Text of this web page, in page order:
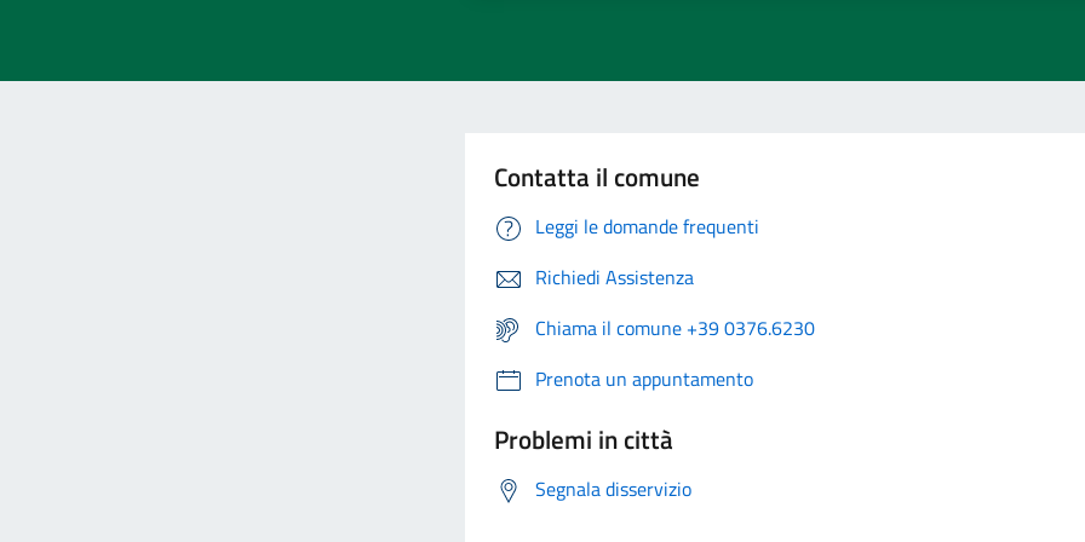
Contatta il comune
Leggi le domande frequenti
Richiedi Assistenza
Chiama il comune +39 0376.6230
Prenota un appuntamento
Problemi in città
Segnala disservizio